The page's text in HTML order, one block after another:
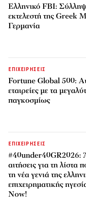
Ελληνικό FBI:
εκτελεστή της Greek
Γερμανία
ΕΠΙΧΕΙΡΗΣΕΙΣ
Fortune Global 500:
εταιρείες με τα
παγκοσμίως
ΕΠΙΧΕΙΡΗΣΕΙΣ
#40under40GR2026:
αιτήσεις για τη λίστα
τη νέα γενιά της
επιχειρηματικής
Now!